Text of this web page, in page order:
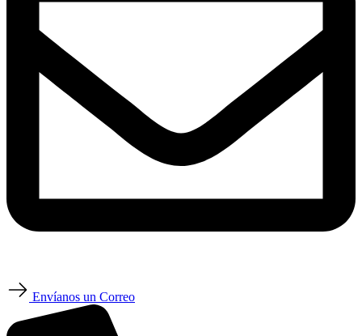
Envíanos un Correo